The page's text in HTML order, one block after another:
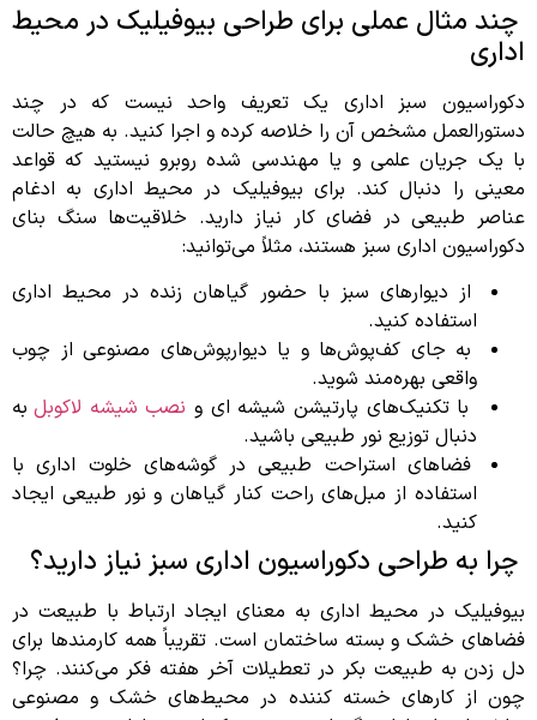
چند مثال عملی برای طراحی بیوفیلیک در محیط
اداری
دکوراسیون سبز اداری یک تعریف واحد نیست که در چند
دستورالعمل مشخص آن را خلاصه کرده و اجرا کنید. به هیچ حالت
با یک جریان علمی و یا مهندسی شده روبرو نیستید که قواعد
معینی را دنبال کند. برای بیوفیلیک در محیط اداری به ادغام
عناصر طبیعی در فضای کار نیاز دارید. خلاقیت‌ها سنگ بنای
دکوراسیون اداری سبز هستند، مثلاً می‌توانید:
از دیوارهای سبز با حضور گیاهان زنده در محیط اداری
استفاده کنید.
به جای کف‌پوش‌ها و یا دیوارپوش‌های مصنوعی از چوب
واقعی بهره‌مند شوید.
با تکنیک‌های پارتیشن شیشه ای و نصب شیشه لاکوبل به
دنبال توزیع نور طبیعی باشید.
فضاهای استراحت طبیعی در گوشه‌های خلوت اداری با
استفاده از مبل‌های راحت کنار گیاهان و نور طبیعی ایجاد
کنید.
چرا به طراحی دکوراسیون اداری سبز نیاز دارید؟
بیوفیلیک در محیط اداری به معنای ایجاد ارتباط با طبیعت در
فضاهای خشک و بسته ساختمان است. تقریباً همه کارمندها برای
دل زدن به طبیعت بکر در تعطیلات آخر هفته فکر می‌کنند. چرا؟
چون از کارهای خسته کننده در محیط‌های خشک و مصنوعی